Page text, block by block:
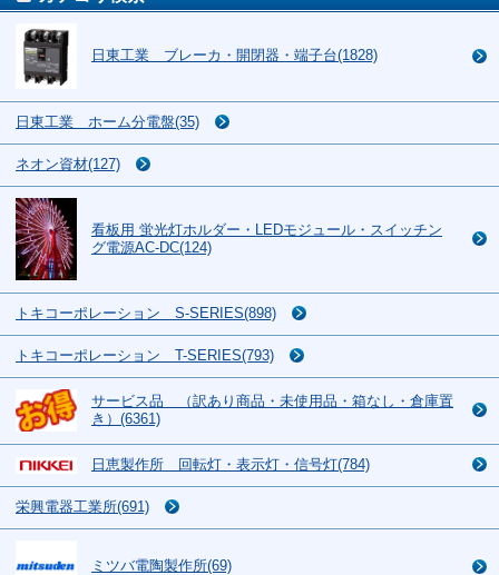
日東工業 ブレーカ・開閉器・端子台(1828)
日東工業 ホーム分電盤(35)
ネオン資材(127)
看板用 蛍光灯ホルダー・LEDモジュール・スイッチン
グ電源AC-DC(124)
トキコーポレーション S-SERIES(898)
トキコーポレーション T-SERIES(793)
サービス品 （訳あり商品・未使用品・箱なし・倉庫置
き）(6361)
日恵製作所 回転灯・表示灯・信号灯(784)
栄興電器工業所(691)
ミツバ電陶製作所(69)